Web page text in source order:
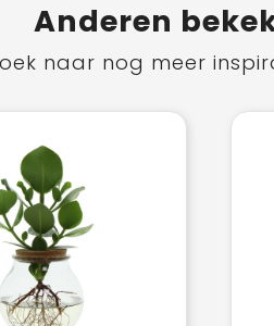
Anderen
naar nog meer